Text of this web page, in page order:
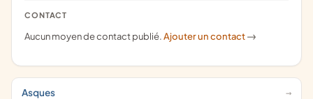
CONTACT
Aucun moyen de contact publié.Ajouter un contact ->
Asques